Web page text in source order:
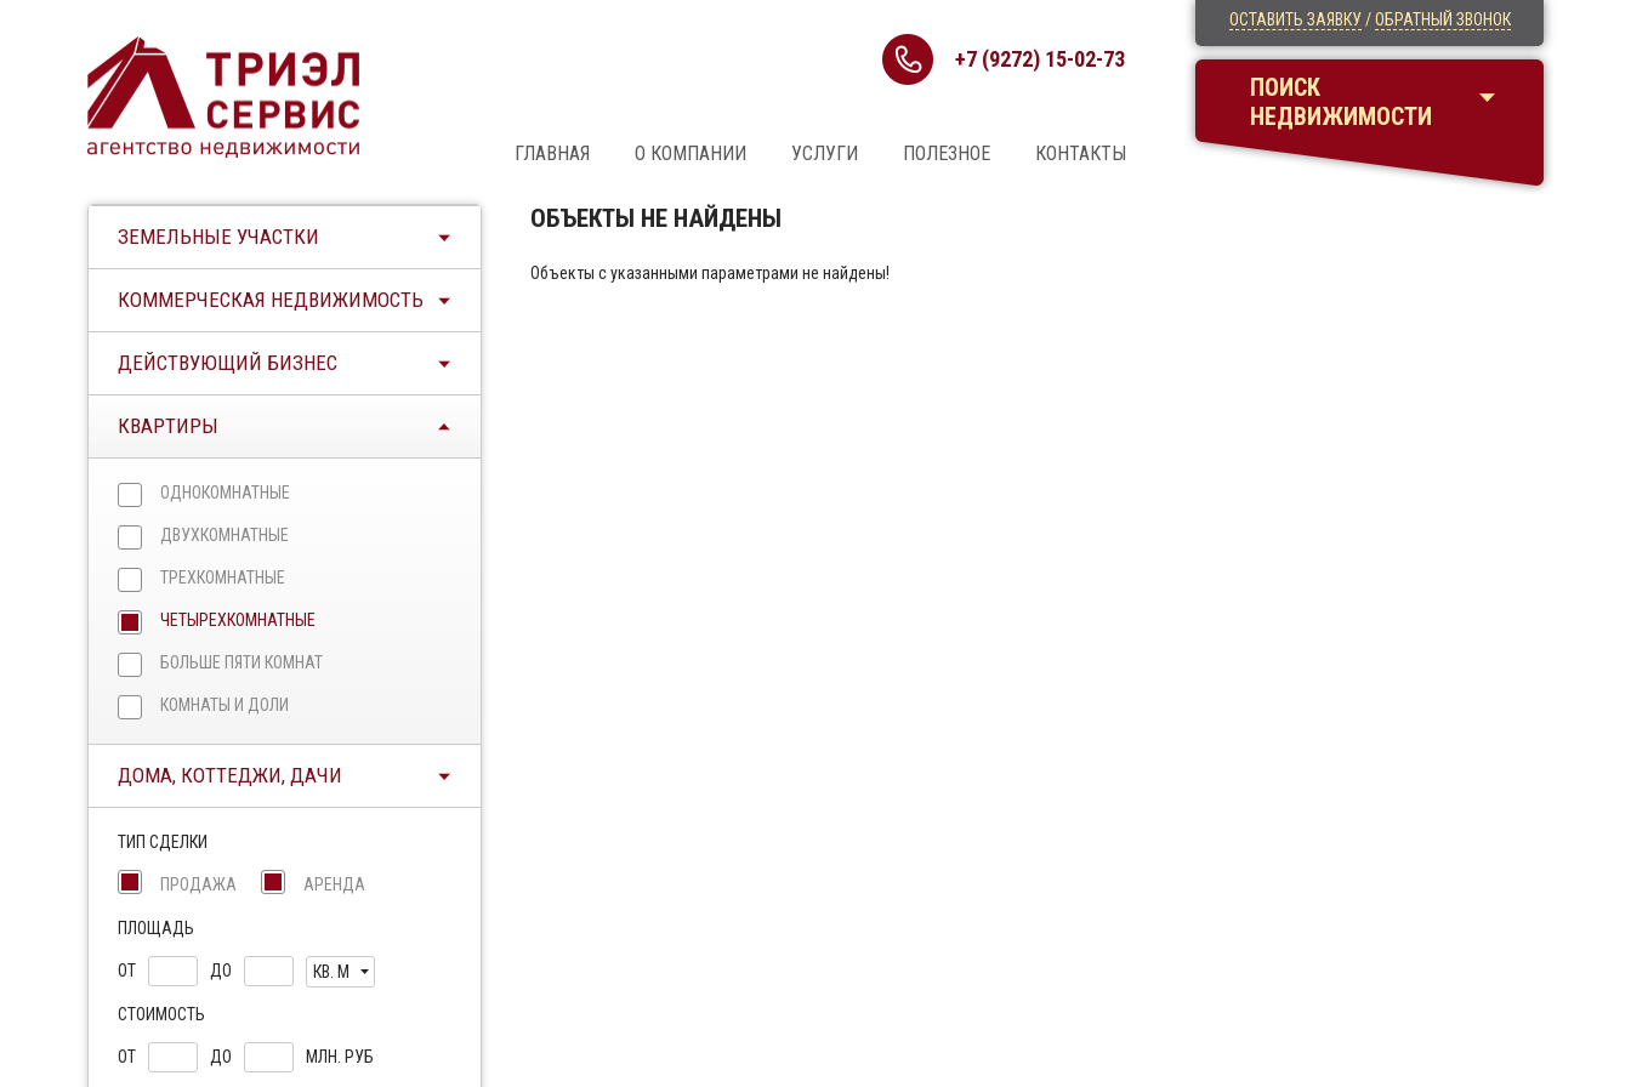
+7 (9272) 15-02-73
ГЛАВНАЯ О КОМПАНИИ УСЛУГИ ПОЛЕЗНОЕ КОНТАКТЫ
ОСТАВИТЬ ЗАЯВКУ/ОБРАТНЫЙ ЗВОНОК
ПОИСК
НЕДВИЖИМОСТИ
ЗЕМЕЛЬНЫЕ УЧАСТКИ
КОММЕРЧЕСКАЯ НЕДВИЖИМОСТЬ
ДЕЙСТВУЮЩИЙ БИЗНЕС
КВАРТИРЫ
ОДНОКОМНАТНЫЕ
ДВУХКОМНАТНЫЕ
ТРЕХКОМНАТНЫЕ
ЧЕТЫРЕХКОМНАТНЫЕ
БОЛЬШЕ ПЯТИ КОМНАТ
КОМНАТЫ И ДОЛИ
ДОМА, КОТТЕДЖИ, ДАЧИ
ТИП СДЕЛКИ
ПРОДАЖА АРЕНДА
ПЛОЩАДЬ
ОТ ДО КВ. М
СТОИМОСТЬ
ОТ ДО МЛН. РУБ
ОБЪЕКТЫ НЕ НАЙДЕНЫ
Объекты с указанными параметрами не найдены!